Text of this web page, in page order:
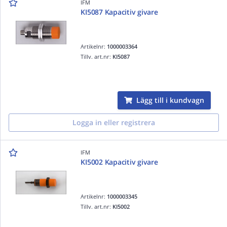
IFM
KI5087 Kapacitiv givare
Artikelnr: 1000003364
Tillv. art.nr: KI5087
Lägg till i kundvagn
Logga in eller registrera
IFM
KI5002 Kapacitiv givare
Artikelnr: 1000003345
Tillv. art.nr: KI5002